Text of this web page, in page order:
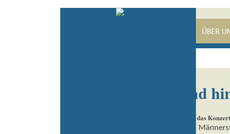
ÜBER
Freudiger Geist und
Reutlinger Nachrichten vom 28.04.2009 über das
Die souveränen und wohlklingenden